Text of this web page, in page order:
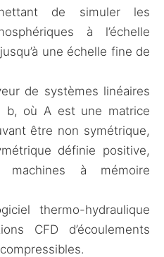
de simuler les
à l’échelle
une échelle fine de
de systèmes linéaires
b, où A est une matrice
être non symétrique,
définie positive,
à mémoire
thermo-hydraulique
CFD d’écoulements